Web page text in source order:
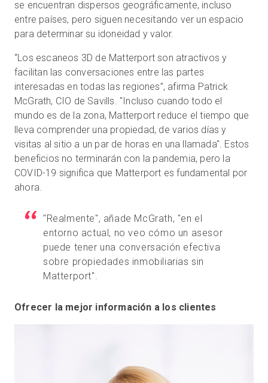
se encuentran dispersos geográficamente, incluso
entre países, pero siguen necesitando ver un espacio
para determinar su idoneidad y valor.
“Los escaneos 3D de Matterport son atractivos y
facilitan las conversaciones entre las partes
interesadas en todas las regiones”, afirma Patrick
McGrath, CIO de Savills. "Incluso cuando todo el
mundo es de la zona, Matterport reduce el tiempo que
lleva comprender una propiedad, de varios días y
visitas al sitio a un par de horas en una llamada". Estos
beneficios no terminarán con la pandemia, pero la
COVID-19 significa que Matterport es fundamental por
ahora.
"Realmente", añade McGrath, "en el
entorno actual, no veo cómo un asesor
puede tener una conversación efectiva
sobre propiedades inmobiliarias sin
Matterport".
Ofrecer la mejor información a los clientes